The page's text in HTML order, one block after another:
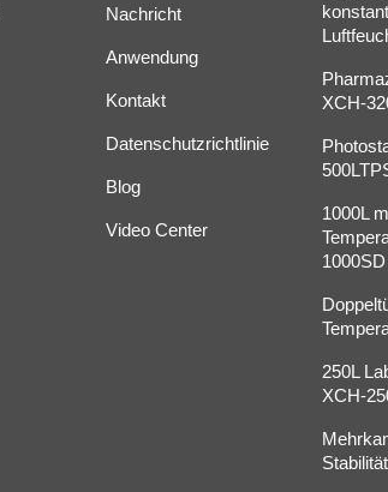
Nachricht
Anwendung
Kontakt
Datenschutzrichtlinie
Blog
Video Center
XCH-
1000L
1000SD
250L
XCH-